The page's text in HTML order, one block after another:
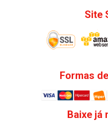
Site
Formas
Baixe já